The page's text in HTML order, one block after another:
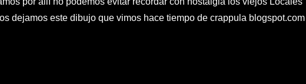
dejamos este dibujo que vimos hace tiempo de crappula